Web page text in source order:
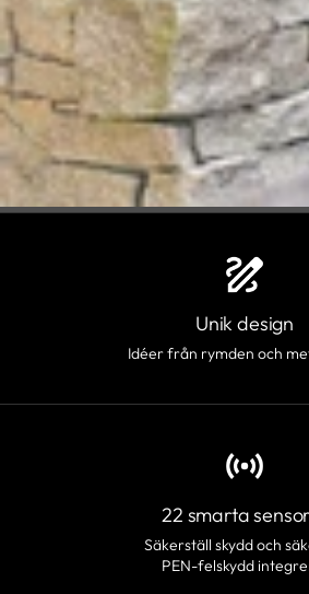
Unik design
Idéer från rymden och
22 smarta
Säkerställ skydd och
PEN-felskydd